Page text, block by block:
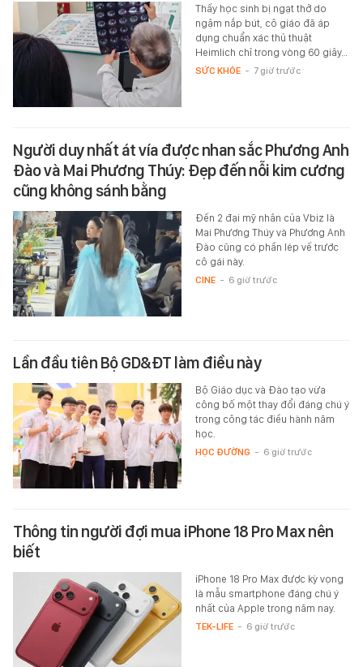
Thấy học sinh bị ngạt thở do
ngậm nắp bút, cô giáo đã áp
dụng chuẩn xác thủ thuật
Heimlich chỉ trong vòng 60 giây…
SỨC KHỎE - 7 giờ trước
Người duy nhất át vía được nhan sắc Phương Anh
Đào và Mai Phương Thúy: Đẹp đến nỗi kim cương
cũng không sánh bằng
Đến 2 đại mỹ nhân của Vbiz là
Mai Phương Thúy và Phương Anh
Đào cũng có phần lép vế trước
cô gái này.
CINE - 6 giờ trước
Lần đầu tiên Bộ GD&ĐT làm điều này
Bộ Giáo dục và Đào tạo vừa
công bố một thay đổi đáng chú ý
trong công tác điều hành năm
học.
HỌC ĐƯỜNG - 6 giờ trước
Thông tin người đợi mua iPhone 18 Pro Max nên
biết
iPhone 18 Pro Max được kỳ vọng
là mẫu smartphone đáng chú ý
nhất của Apple trong năm nay.
TEK-LIFE - 6 giờ trước